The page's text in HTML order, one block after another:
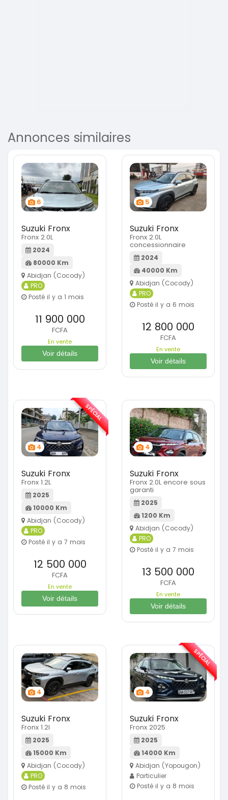
Annonces similaires
6
Suzuki Fronx
Fronx 2.0L
2024
80000 Km
Abidjan (Cocody)
PRO
Posté il y a 1 mois
11 900 000
FCFA
En vente
Voir détails
5
Suzuki Fronx
Fronx 2.0L
concessionnaire
2024
40000 Km
Abidjan (Cocody)
PRO
Posté il y a 6 mois
12 800 000
FCFA
En vente
Voir détails
4
Suzuki Fronx
Fronx 1.2L
2025
10000 Km
Abidjan (Cocody)
PRO
Posté il y a 7 mois
12 500 000
FCFA
En vente
Voir détails
SPÉCIAL
4
Suzuki Fronx
Fronx 2.0L encore sous
garanti
2025
1200 Km
Abidjan (Cocody)
PRO
Posté il y a 7 mois
13 500 000
FCFA
En vente
Voir détails
4
Suzuki Fronx
Fronx 1.2l
2025
15000 Km
Abidjan (Cocody)
PRO
Posté il y a 8 mois
4
Suzuki Fronx
Fronx 2025
2025
14000 Km
Abidjan (Yopougon)
Particulier
Posté il y a 8 mois
SPÉCIAL